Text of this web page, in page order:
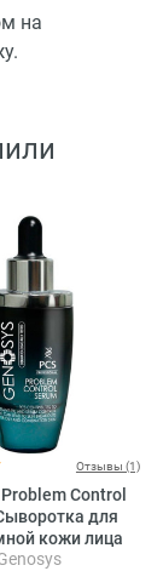
на
Отзывы (1)
Control
для
кожи лица